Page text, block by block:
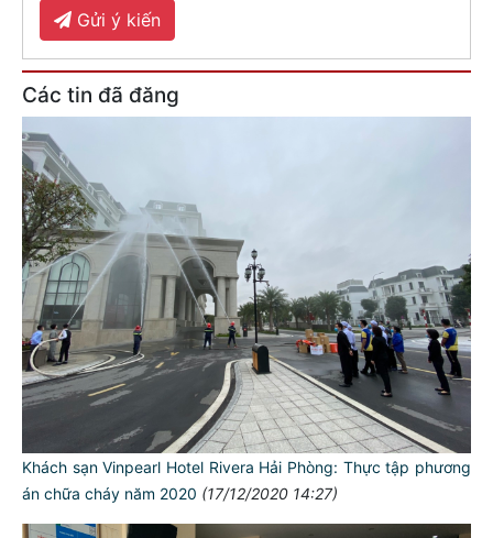
Gửi ý kiến
Các tin đã đăng
Khách sạn Vinpearl Hotel Rivera Hải Phòng: Thực tập phương
án chữa cháy năm 2020 (17/12/2020 14:27)